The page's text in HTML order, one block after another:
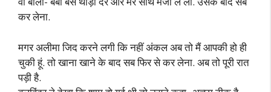
कर लेना.
मगर अलीमा जिद करने लगी कि नहीं अंकल अब तो मैं आपकी हो ही
चुकी हूं. तो खाना खाने के बाद सब फिर से कर लेना. अब तो पूरी रात
पड़ी है.